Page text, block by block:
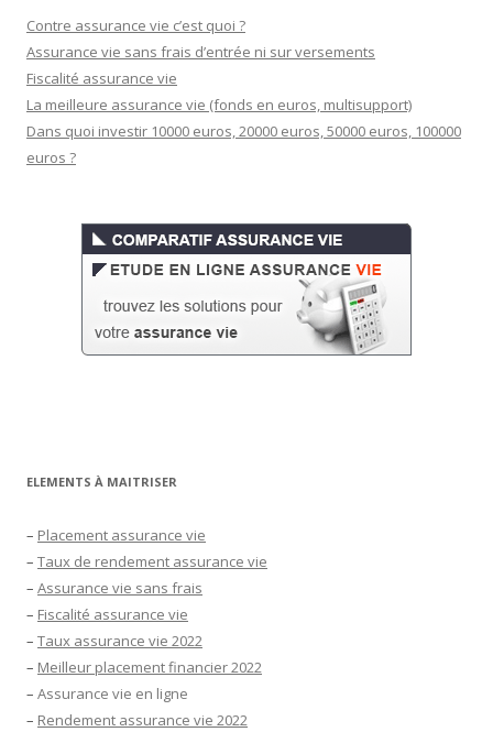
Contre assurance vie c’est quoi ?
Assurance vie sans frais d’entrée ni sur versements
Fiscalité assurance vie
La meilleure assurance vie (fonds en euros, multisupport)
Dans quoi investir 10000 euros, 20000 euros, 50000 euros, 100000
euros ?
ELEMENTS À MAITRISER
– Placement assurance vie
– Taux de rendement assurance vie
– Assurance vie sans frais
– Fiscalité assurance vie
– Taux assurance vie 2022
– Meilleur placement financier 2022
– Assurance vie en ligne
– Rendement assurance vie 2022